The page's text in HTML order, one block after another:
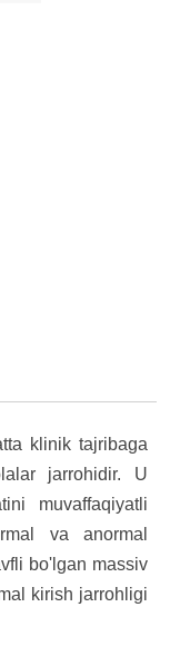
klinik tajribaga
jarrohidir. U
muvaffaqiyatli
va anormal
bo'lgan massiv
kirish jarrohligi